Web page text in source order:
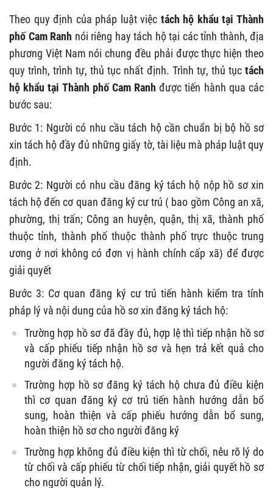
Theo quy định của pháp luật việc tách hộ khẩu tại Thành
phố Cam Ranh nói riêng hay tách hộ tại các tỉnh thành, địa
phương Việt Nam nói chung đều phải được thực hiện theo
quy trình, trình tự, thủ tục nhất định. Trình tự, thủ tụctách
hộ khẩu tại Thành phố Cam Ranhđược tiến hành qua các
bước sau:
Bước 1: Người có nhu cầu tách hộ cần chuẩn bị bộ hồ sơ
xin tách hộ đầy đủ những giấy tờ, tài liệu mà pháp luật quy
định.
Bước 2: Người có nhu cầu đăng ký tách hộ nộp hồ sơ xin
tách hộ đến cơ quan đăng ký cư trú ( bao gồm Công an xã,
phường, thị trấn; Công an huyện, quận, thị xã, thành phố
thuộc tỉnh, thành phố thuộc thành phố trực thuộc trung
ương ở nơi không có đơn vị hành chính cấp xã) để được
giải quyết
Bước 3: Cơ quan đăng ký cư trú tiến hành kiểm tra tính
pháp lý và nội dung của hồ sơ xin đăng ký tách hộ:
Trường hợp hồ sơ đã đầy đủ, hợp lệ thì tiếp nhận hồ sơ
và cấp phiếu tiếp nhận hồ sơ và hẹn trả kết quả cho
người đăng ký tách hộ.
Trường hợp hồ sơ đăng ký tách hộ chưa đủ điều kiện
thì cơ quan đăng ký cơ trú tiến hành hướng dẫn bổ
sung, hoàn thiện và cấp phiếu hướng dẫn bổ sung,
hoàn thiện hồ sơ cho người đăng ký
Trường hợp không đủ điều kiện thì từ chối, nêu rõ lý do
từ chối và cấp phiếu từ chối tiếp nhận, giải quyết hồ sơ
cho người quản lý.